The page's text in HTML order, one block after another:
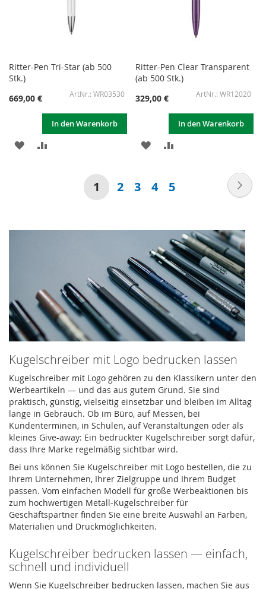
Ritter-Pen Tri-Star (ab 500
Stk.)
669,00 €
WR03530
In den Warenkorb
ZUR
HINZUFÜGEN
Ritter-Pen Clear Transparent
(ab 500 Stk.)
329,00 €
WR12020
In den Warenkorb
ZUR
HINZUFÜGEN
HINZUFÜGEN
Sie
lesen
1 Seite
2 Seite
3 Seite
4 Seite
5
Kugelschreiber mit Logo bedrucken lassen
Kugelschreiber mit Logo gehören zu den Klassikern unter den
Werbeartikeln — und das aus gutem Grund. Sie sind
praktisch, günstig, vielseitig einsetzbar und bleiben im Alltag
lange in Gebrauch. Ob im Büro, auf Messen, bei
Kundenterminen, in Schulen, auf Veranstaltungen oder als
kleines Give-away: Ein bedruckter Kugelschreiber sorgt dafür,
dass Ihre Marke regelmäßig sichtbar wird.
Bei uns können Sie Kugelschreiber mit Logo bestellen, die zu
Ihrem Unternehmen, Ihrer Zielgruppe und Ihrem Budget
passen. Vom einfachen Modell für große Werbeaktionen bis
zum hochwertigen Metall-Kugelschreiber für
Geschäftspartner finden Sie eine breite Auswahl an Farben,
Materialien und Druckmöglichkeiten.
Kugelschreiber bedrucken lassen — einfach,
schnell und individuell
Wenn Sie Kugelschreiber bedrucken lassen, machen Sie aus